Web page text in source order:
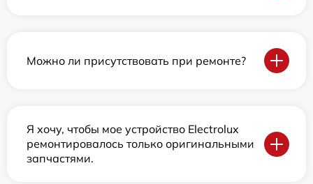
Можно ли присутствовать при ремонте?
Я хочу, чтобы мое устройство Electrolux
ремонтировалось только оригинальными
запчастями.